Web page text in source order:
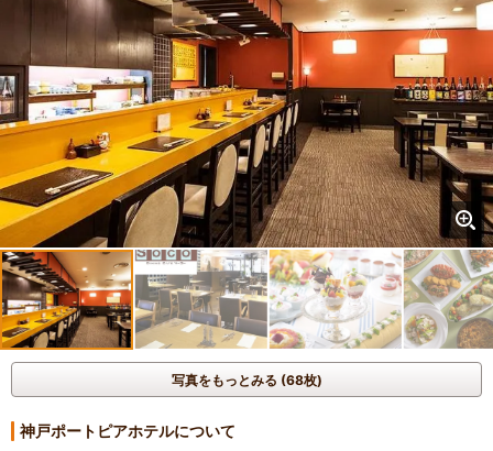
写真をもっとみる (68枚)
神戸ポートピアホテルについて